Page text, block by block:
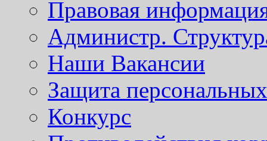
Правовая
Администр.
Наши Вакансии
Защита
Конкурс